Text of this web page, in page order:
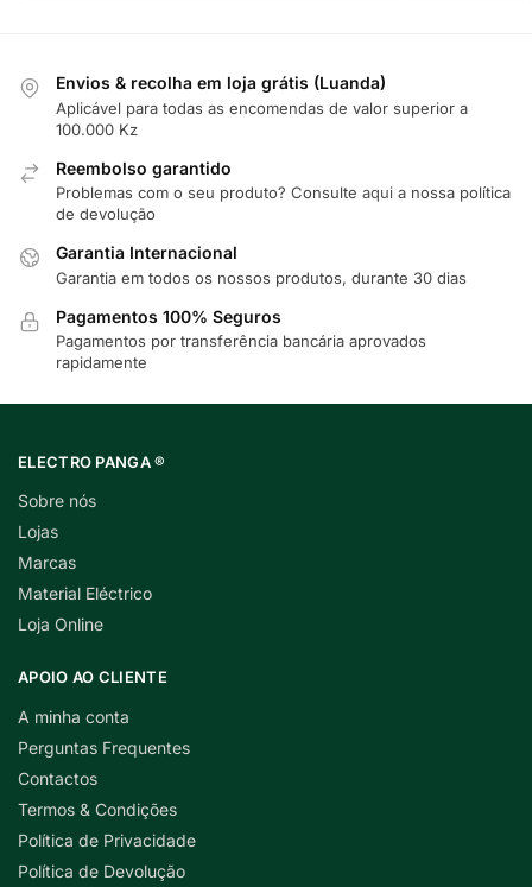
Envios & recolha em loja grátis (Luanda)
Aplicável para todas as encomendas de valor superior a
100.000 Kz
Reembolso garantido
Problemas com o seu produto? Consulte aqui a nossa política
de devolução
Garantia Internacional
Garantia em todos os nossos produtos, durante 30 dias
Pagamentos 100% Seguros
Pagamentos por transferência bancária aprovados
rapidamente
ELECTRO PANGA ®
Sobre nós
Lojas
Marcas
Material Eléctrico
Loja Online
APOIO AO CLIENTE
A minha conta
Perguntas Frequentes
Contactos
Termos & Condições
Política de Privacidade
Política de Devolução